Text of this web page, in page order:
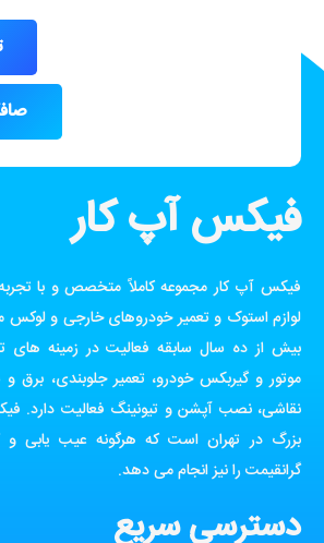
فیکس آپ کار
فیکس آپ کار مجموعه کاملاً متخصص و با تجربه
لوازم استوک و تعمیر خودروهای خارجی و لوکس
بیش از ده سال سابقه فعالیت در زمینه های
موتور و گیربکس خودرو، تعمیر جلوبندی،
نقاشی، نصب آپشن و تیونینگ فعالیت دارد.
بزرگ در تهران است که هرگونه عیب یابی و
گرانقیمت را نیز انجام می دهد.
دسترسی سریع